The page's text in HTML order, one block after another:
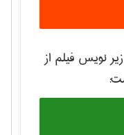
نویس فیلم از